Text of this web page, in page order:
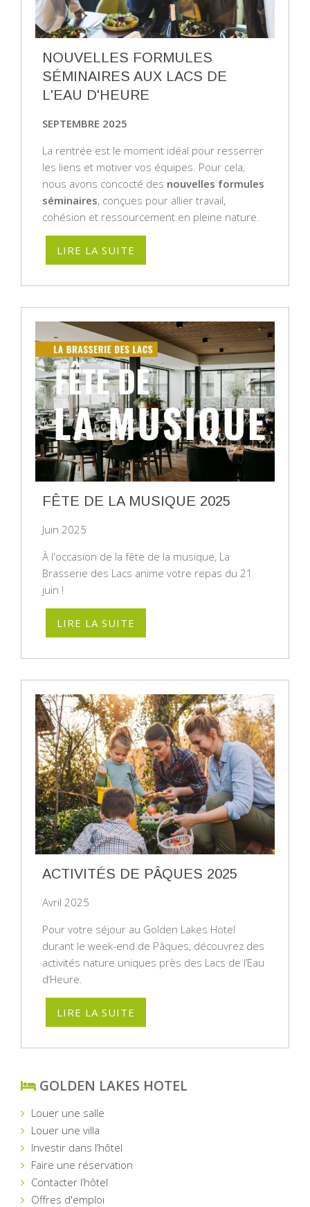
NOUVELLES FORMULES
SÉMINAIRES AUX LACS DE
L'EAU D'HEURE
SEPTEMBRE 2025
La rentrée est le moment idéal pour resserrer
les liens et motiver vos équipes. Pour cela,
nous avons concocté des nouvelles formules
séminaires, conçues pour allier travail,
cohésion et ressourcement en pleine nature.
LIRE LA SUITE
FÊTE DE LA MUSIQUE 2025
Juin 2025
À l'occasion de la fête de la musique, La
Brasserie des Lacs anime votre repas du 21
juin !
LIRE LA SUITE
ACTIVITÉS DE PÂQUES 2025
Avril 2025
Pour votre séjour au Golden Lakes Hotel
durant le week-end de Pâques, découvrez des
activités nature uniques près des Lacs de l’Eau
d’Heure.
LIRE LA SUITE
GOLDEN LAKES HOTEL
Louer une salle
Louer une villa
Investir dans l’hôtel
Faire une réservation
Contacter l’hôtel
Offres d'emploi